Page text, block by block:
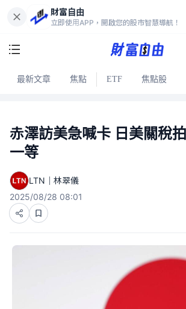
財富自由
立即使用APP，開啟您的股市智慧導航！
最新文章 焦點 ETF 焦點股
赤澤訪美急喊卡 日美關稅
一等
LTN｜林翠儀
2025/08/28 08:01